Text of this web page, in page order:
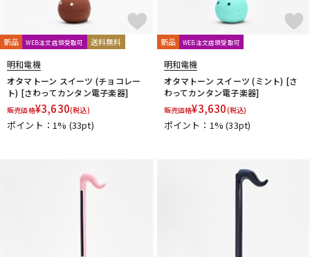
新品 WEB注文店頭受取可 送料無料
明和電機
オタマトーン スイーツ (チョコレー
ト) [さわってカンタン電子楽器]
販売価格¥3,630(税込)
ポイント：1% (33pt)
新品 WEB注文店頭受取可
明和電機
オタマトーン スイーツ (ミント) [さ
わってカンタン電子楽器]
販売価格¥3,630(税込)
ポイント：1%(33pt)